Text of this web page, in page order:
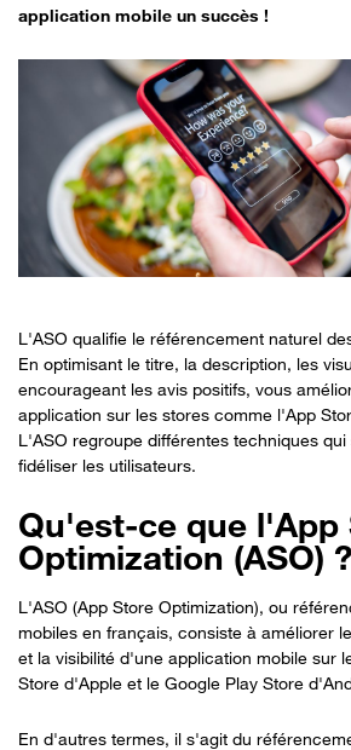
application mobile un succès !
L'ASO qualifie le référencement naturel
En optimisant le titre, la description, les
encourageant les avis positifs, vous
application sur les stores comme l'App
L'ASO regroupe différentes techniques
fidéliser les utilisateurs.
Qu'est-ce que l'App
Optimization (ASO) ?
L'ASO (App Store Optimization), ou
mobiles en français, consiste à améliorer
et la visibilité d'une application mobile sur
Store d'Apple et le Google Play Store
En d'autres termes, il s'agit du